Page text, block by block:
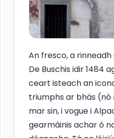
An fresco, a
De Buschis idir 1484
ceart isteach an
triumphs ar bhás
mar sin, i vogue i
gearmáinis achar ó